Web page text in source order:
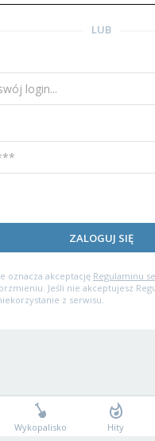
LUB
ZALOGUJ SIĘ
oznacza akceptację Regulaminu
Jeśli nie akceptujesz
z serwisu.
Wykopalisko Hity